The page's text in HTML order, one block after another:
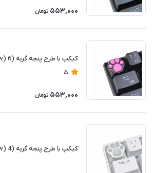
553,000 تومان
کیکپ با طرح پنجه گربه (Cat Paw) 6
5
553,000 تومان
کیکپ با طرح پنجه گربه (Cat Paw) 4